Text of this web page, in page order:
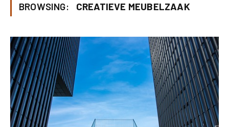
BROWSING: CREATIEVE MEUBELZAAK